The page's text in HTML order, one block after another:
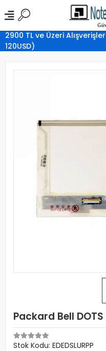
2900 TL ve Üzeri
120USD)
Packard Bell
Stok Kodu: EDEDSLURPP